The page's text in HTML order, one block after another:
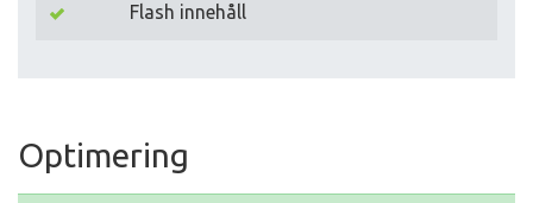
Flash innehåll
Optimering